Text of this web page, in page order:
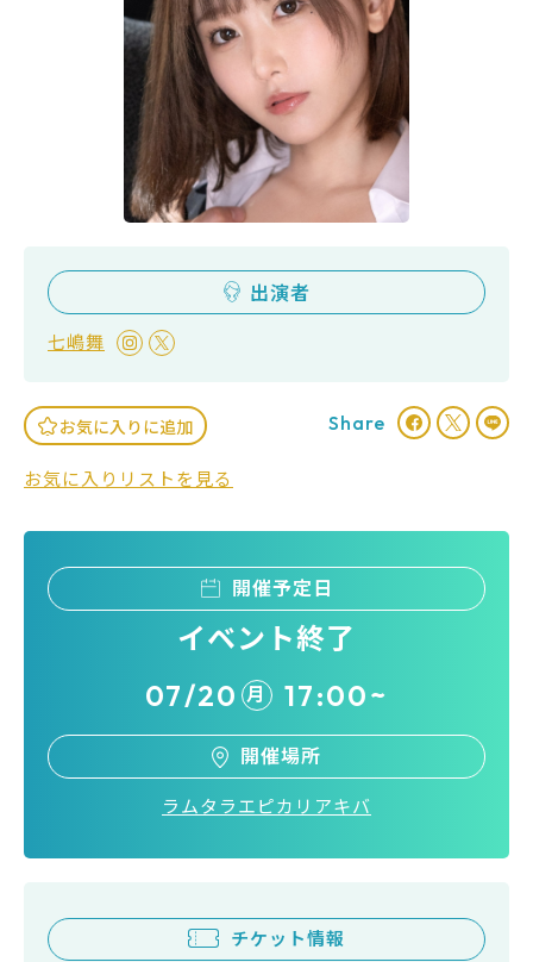
出演者
七嶋舞
お気に入りに追加
お気に入りリストを見る
Share
開催予定日
イベント終了
07/20 月 17:00~
開催場所
ラムタラエピカリアキバ
チケット情報